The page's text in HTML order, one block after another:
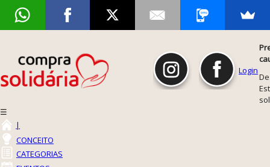
Login
☰
|
CONCEITO
CATEGORIAS